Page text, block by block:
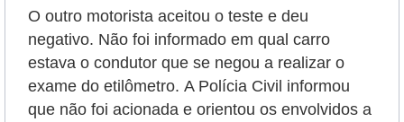
O outro motorista aceitou o teste e deu
negativo. Não foi informado em qual carro
estava o condutor que se negou a realizar o
exame do etilômetro. A Polícia Civil informou
que não foi acionada e orientou os envolvidos a